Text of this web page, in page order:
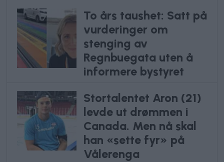
To års taushet: Satt på
vurderinger om
stenging av
Regnbuegata uten å
informere bystyret
Stortalentet Aron (21)
levde ut drømmen i
Canada. Men nå skal
han «sette fyr» på
Vålerenga